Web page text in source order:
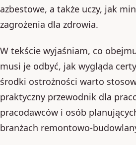
azbestowe, a także uczy, jak
zagrożenia dla zdrowia.
W tekście wyjaśniam, co
musi je odbyć, jak wygląda
środki ostrożności warto
praktyczny przewodnik dla
pracodawców i osób
branżach remontowo-